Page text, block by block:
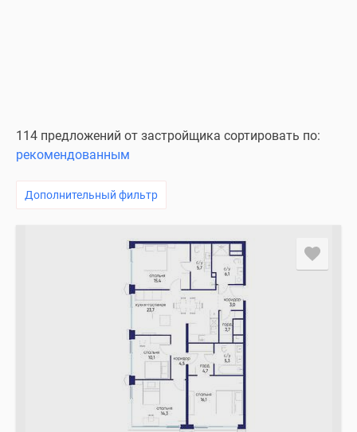
114 предложений от застройщика сортировать по:
рекомендованным
Дополнительный фильтр